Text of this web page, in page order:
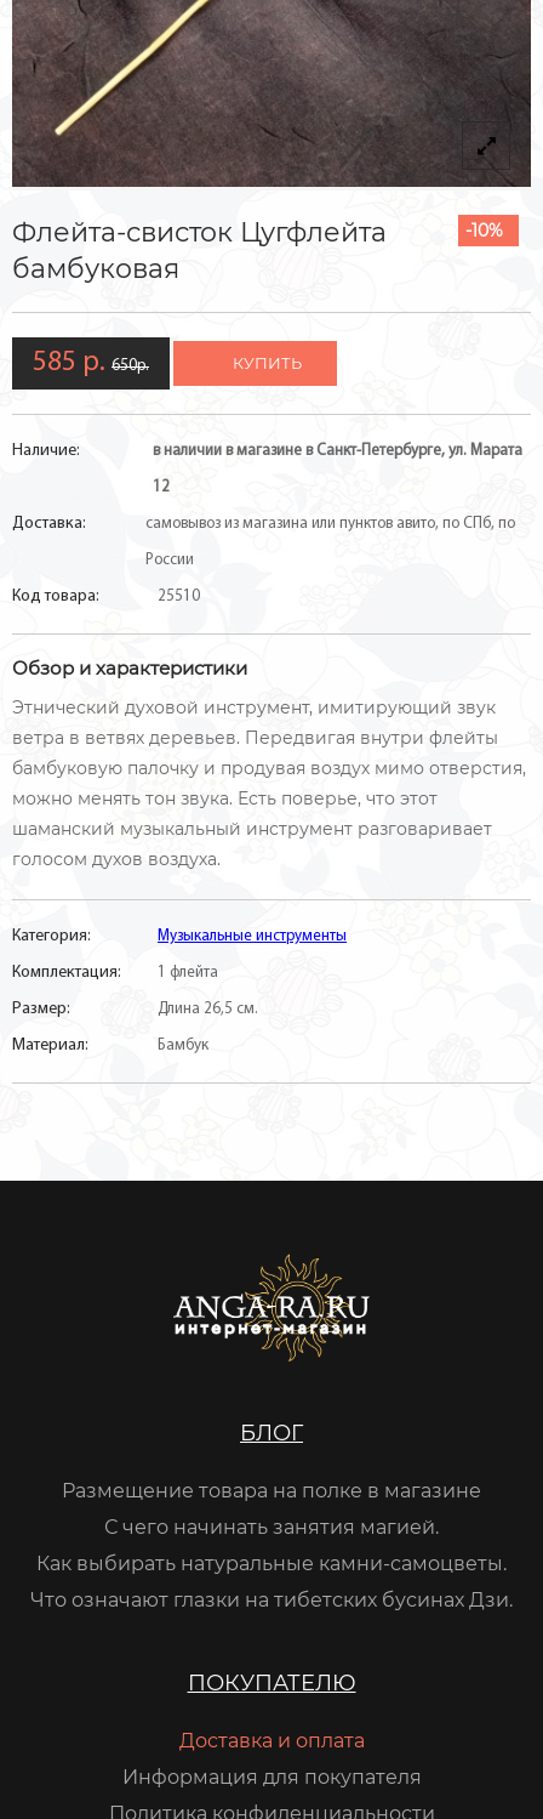
-10%
Флейта-свисток Цугфлейта
бамбуковая
585 р. 650р. КУПИТЬ
Наличие: в наличии в магазине в Санкт-Петербурге, ул. Марата
12
Доставка: самовывоз из магазина или пунктов авито, по СПб, по
России
Код товара: 25510
Обзор и характеристики
Этнический духовой инструмент, имитирующий звук
ветра в ветвях деревьев. Передвигая внутри флейты
бамбуковую палочку и продувая воздух мимо отверстия,
можно менять тон звука. Есть поверье, что этот
шаманский музыкальный инструмент разговаривает
голосом духов воздуха.
Категория: Музыкальные инструменты
Комплектация: 1 флейта
Размер: Длина 26,5 см.
Материал: Бамбук
БЛОГ
Размещение товара на полке в магазине
С чего начинать занятия магией.
Как выбирать натуральные камни-самоцветы.
Что означают глазки на тибетских бусинах Дзи.
ПОКУПАТЕЛЮ
Доставка и оплата
Информация для покупателя
Политика конфиденциальности